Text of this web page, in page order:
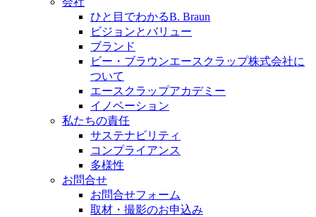
ひと目でわかるB. Braun
ビジョンとバリュー
ブランド
ビー・ブラウンエースクラップ株式会社に
ついて
エースクラップアカデミー
イノベーション
私たちの責任
サステナビリティ
コンプライアンス
多様性
お問合せ
お問合せフォーム
取材・撮影のお申込み